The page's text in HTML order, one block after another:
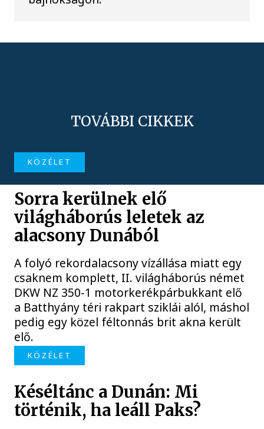
TOVÁBBI CIKKEK
KÖZÉLET
Sorra kerülnek elő
világháborús leletek az
alacsony Dunából
A folyó rekordalacsony vízállása miatt egy
csaknem komplett, II. világháborús német
DKW NZ 350-1 motorkerékpárbukkant elő
a Batthyány téri rakpart sziklái alól, máshol
pedig egy közel féltonnás brit akna került
elő.
KÖZÉLET
Késéltánc a Dunán: Mi
történik, ha leáll Paks?